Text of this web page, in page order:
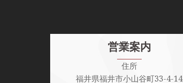
ン
営業案内
住所
福井県福井市小山谷町33-4-14